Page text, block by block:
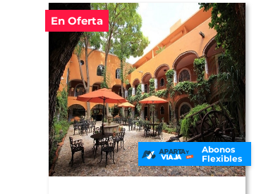
En Oferta
Abonos
Flexibles